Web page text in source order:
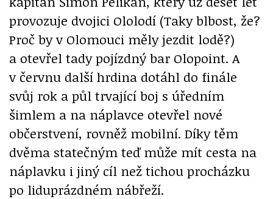
provozuje dvojici Ololodí (Taky blbost, že?
Proč by v Olomouci měly jezdit lodě?)
a otevřel tady pojízdný bar Olopoint. A
v červnu další hrdina dotáhl do finále
svůj rok a půl trvající boj s úředním
šimlem a na náplavce otevřel nové
občerstvení, rovněž mobilní. Díky těm
dvěma statečným teď může mít cesta na
náplavku i jiný cíl než tichou procházku
po liduprázdném nábřeží.